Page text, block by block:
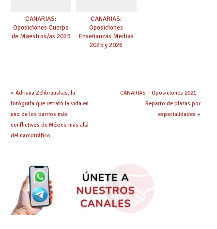
CANARIAS:
Oposiciones Cuerpo
de Maestros/as 2025
CANARIAS:
Oposiciones
Enseñanzas Medias
2025 y 2026
« Adriana Zehbrauskas, la
fotógrafa que retrató la vida en
uno de los barrios más
conflictivos de México más allá
del narcotráfico
CANARIAS – Oposiciones 2021 –
Reparto de plazas por
especialidades »